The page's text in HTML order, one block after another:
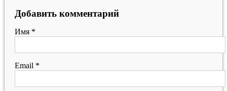
Добавить комментарий
Имя *
Email *